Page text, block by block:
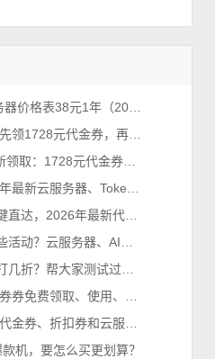
机，要怎么买更划算？